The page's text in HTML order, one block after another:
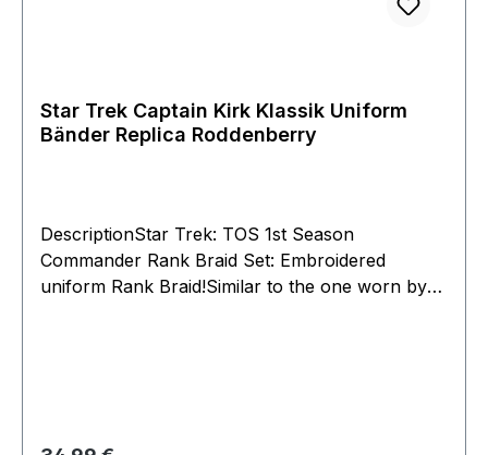
Star Trek Captain Kirk Klassik Uniform
Bänder Replica Roddenberry
DescriptionStar Trek: TOS 1st Season
Commander Rank Braid Set: Embroidered
uniform Rank Braid!Similar to the one worn by
with great detail and will put the finishing touches